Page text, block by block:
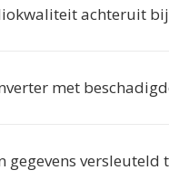
achteruit bij
met
gegevens versleuteld